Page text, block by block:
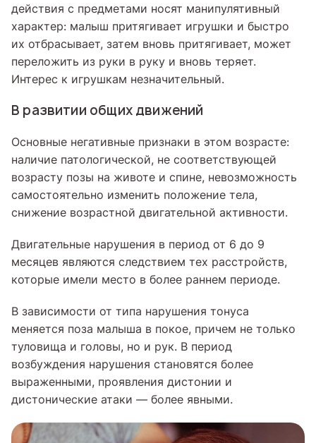
действия с предметами носят манипулятивный
характер: малыш притягивает игрушки и быстро
их отбрасывает, затем вновь притягивает, может
переложить из руки в руку и вновь теряет.
Интерес к игрушкам незначительный.
В развитии общих движений
Основные негативные признаки в этом возрасте:
наличие патологической, не соответствующей
возрасту позы на животе и спине, невозможность
самостоятельно изменить положение тела,
снижение возрастной двигательной активности.
Двигательные нарушения в период от 6 до 9
месяцев являются следствием тех расстройств,
которые имели место в более раннем периоде.
В зависимости от типа нарушения тонуса
меняется поза малыша в покое, причем не только
туловища и головы, но и рук. В период
возбуждения нарушения становятся более
выраженными, проявления дистонии и
дистонические атаки — более явными.